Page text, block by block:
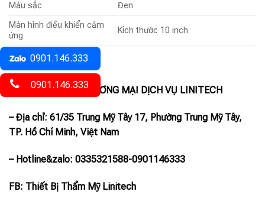
Màu sắc
Đen
Màn hình điều khiển cảm
ứng
Kích thước 10 inch
Liên hệ:
CÔNG TY TNHH THƯƠNG MẠI DỊCH VỤ LINITECH
– Địa chỉ: 61/35 Trung Mỹ Tây 17, Phường Trung Mỹ Tây,
TP. Hồ Chí Minh, Việt Nam
– Hotline&zalo: 0335321588-0901146333
FB: Thiết Bị Thẩm Mỹ Linitech
0901.146.333
0901.146.333